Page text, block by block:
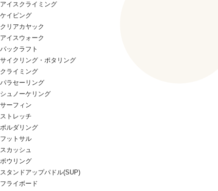
アイスクライミング
ケイビング
クリアカヤック
アイスウォーク
パックラフト
サイクリング・ポタリング
クライミング
パラセーリング
シュノーケリング
サーフィン
ストレッチ
ボルダリング
フットサル
スカッシュ
ボウリング
スタンドアップパドル(SUP)
フライボード